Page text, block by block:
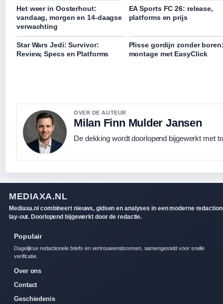
Het weer in Oosterhout:
vandaag, morgen en 14-daagse
verwachting
EA Sports FC 26: release,
platforms en prijs
Star Wars Jedi: Survivor:
Review, Specs en Platforms
Plisse gordijn zonder
montage met EasyClick
OVER DE AUTEUR
Milan Finn Mulder Jansen
De dekking wordt doorlopend bijgewerkt met
MEDIAXA.NL
Mediaxa.nl combineert nieuws, gidsen en analyses in een moderne
lay-out. Doorlopend bijgewerkt door de redactie.
Populair
Dagelijkse redactionele briefs en vertrouwensbronnen, samengesteld voor snelle
verificatie.
Over ons
Contact
Geschiedenis